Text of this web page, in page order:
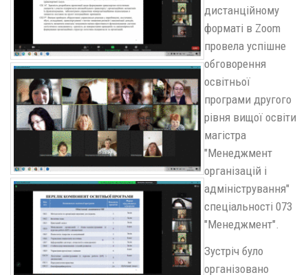
дистанційному
форматі в Zoom
провела успішне
обговорення
освітньої
програми другого
рівня вищої освіти
магістра
"Менеджмент
організацій і
адміністрування"
спеціальності 073
"Менеджмент".
Зустріч було
організовано